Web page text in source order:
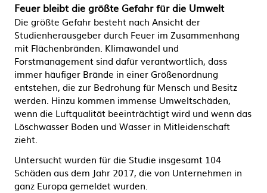
Feuer bleibt die größte Gefahr für die Umwelt
Die größte Gefahr besteht nach Ansicht der
Studienherausgeber durch Feuer im Zusammenhang
mit Flächenbränden. Klimawandel und
Forstmanagement sind dafür verantwortlich, dass
immer häufiger Brände in einer Größenordnung
entstehen, die zur Bedrohung für Mensch und Besitz
werden. Hinzu kommen immense Umweltschäden,
wenn die Luftqualität beeinträchtigt wird und wenn das
Löschwasser Boden und Wasser in Mitleidenschaft
zieht.
Untersucht wurden für die Studie insgesamt 104
Schäden aus dem Jahr 2017, die von Unternehmen in
ganz Europa gemeldet wurden.